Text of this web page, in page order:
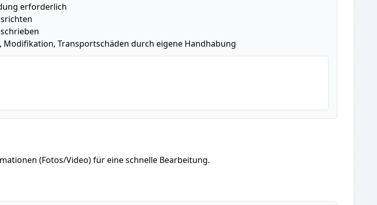
erforderlich
Transportschäden durch eigene Handhabung
(Fotos/Video) für eine schnelle Bearbeitung.